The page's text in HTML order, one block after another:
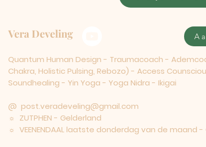
Vera Develing
Quantum Human Design - Traumacoach -
Chakra, Holistic Pulsing, Rebozo) - Access
Soundhealing - Yin Yoga - Yoga Nidra - Ikigai
@ post.veradeveling@gmail.com
☼ ZUTPHEN - Gelderland
☼ VEENENDAAL laatste donderdag van de maand -